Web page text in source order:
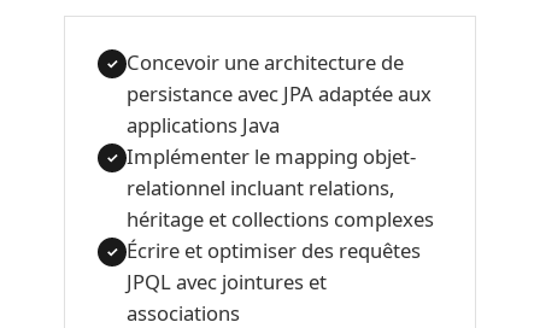
✓ Concevoir une architecture de
persistance avec JPA adaptée aux
applications Java
✓ Implémenter le mapping objet-
relationnel incluant relations,
héritage et collections complexes
✓ Écrire et optimiser des requêtes
JPQL avec jointures et
associations